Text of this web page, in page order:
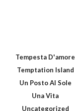
Tempesta D'amore
Temptation Island
Un Posto Al Sole
Una Vita
Uncategorized